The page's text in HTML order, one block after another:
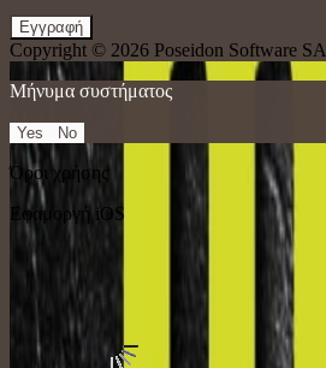
Εγγραφή
Copyright © 2026 Poseidon Software SA
Μήνυμα συστήματος
Yes No
Όροι χρήσης
Εφαμοργή iOS